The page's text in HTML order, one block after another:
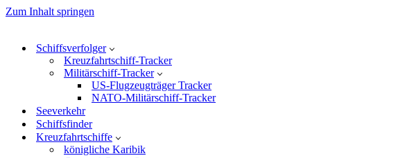
Zum Inhalt springen
Schiffsverfolger
Kreuzfahrtschiff-Tracker
Militärschiff-Tracker
US-Flugzeugträger Tracker
NATO-Militärschiff-Tracker
Seeverkehr
Schiffsfinder
Kreuzfahrtschiffe
königliche Karibik